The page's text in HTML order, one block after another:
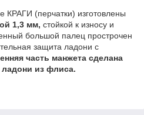
КРАГИ (перчатки) изготовлены
1,3 мм, стойкой к износу и
большой палец прострочен
защита ладони с
часть манжета сделана
ладони из флиса.